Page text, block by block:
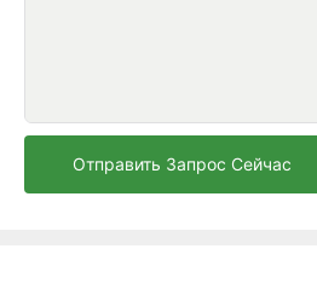
Отправить Запрос Сейчас